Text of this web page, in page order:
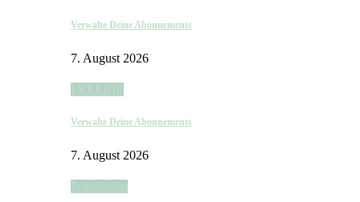
Verwalte Deine Abonnements
7. August 2026
Verwalte Deine Abonnements
7. August 2026